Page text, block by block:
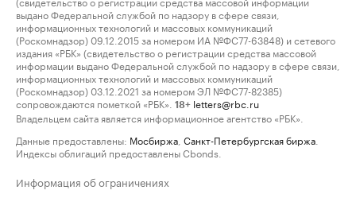
выдано Федеральной службой по надзору в сфере связи,
информационных технологий и массовых коммуникаций
(Роскомнадзор) 09.12.2015 за номером ИА №ФС77-63848) и сетевого
издания «РБК» (свидетельство о регистрации средства массовой
информации выдано Федеральной службой по надзору в сфере связи,
информационных технологий и массовых коммуникаций
(Роскомнадзор) 03.12.2021 за номером ЭЛ №ФС77-82385)
сопровождаются пометкой «РБК».
18+ letters@rbc.ru
Владельцем сайта является информационное агентство «РБК».
Данные предоставлены: Мосбиржа Санкт-Петербургская биржа
Индексы облигаций предоставлены Cbonds.
Информация об ограничениях